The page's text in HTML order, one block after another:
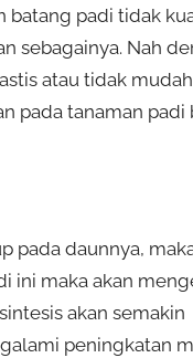
batang padi tidak
sebagainya. Nah
atau tidak
pada tanaman padi
pada daunnya,
ini maka akan
akan semakin
peningkatan